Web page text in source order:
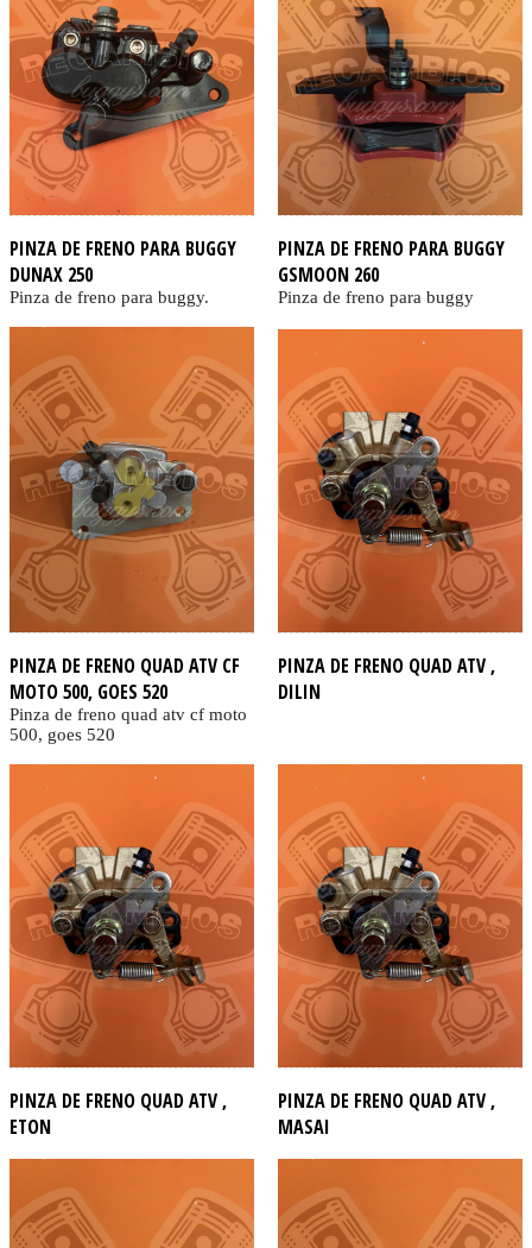
PINZA DE FRENO PARA BUGGY
DUNAX 250
Pinza de freno para buggy.
PINZA DE FRENO PARA BUGGY
GSMOON 260
Pinza de freno para buggy
PINZA DE FRENO QUAD ATV CF
MOTO 500, GOES 520
Pinza de freno quad atv cf moto
500, goes 520
PINZA DE FRENO QUAD ATV ,
DILIN
PINZA DE FRENO QUAD ATV ,
ETON
PINZA DE FRENO QUAD ATV ,
MASAI